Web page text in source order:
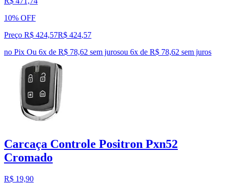
10% OFF
Preço R$ 424,57R$ 424,57
no Pix Ou 6x de R$ 78,62 sem jurosou 6x de R$ 78,62 sem juros
Carcaça Controle Positron Pxn52
Cromado
R$ 19,90